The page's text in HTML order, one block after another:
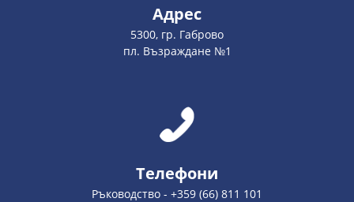
Адрес
5300, гр. Габрово
пл. Възраждане №1
Телефони
Ръководство - +359 (66) 811 101